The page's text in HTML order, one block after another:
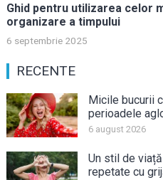
Ghid pentru utilizarea celor
organizare a timpului
6 septembrie 2025
RECENTE
Micile bucurii
perioadele
6 august 2026
Un stil de
repetate cu